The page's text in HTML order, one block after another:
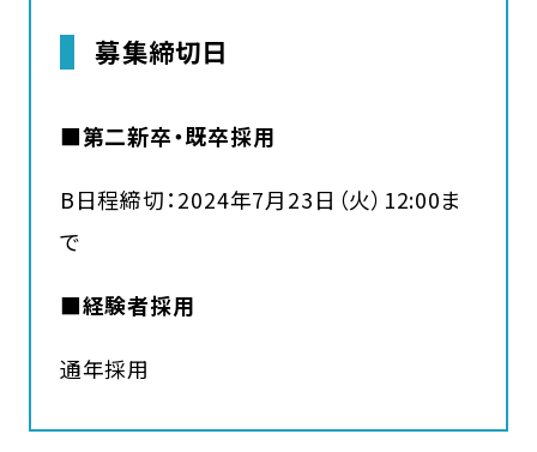
募集締切日
■第二新卒・既卒採用
B日程締切：2024年7月23日（火）12:00ま
で
■経験者採用
通年採用